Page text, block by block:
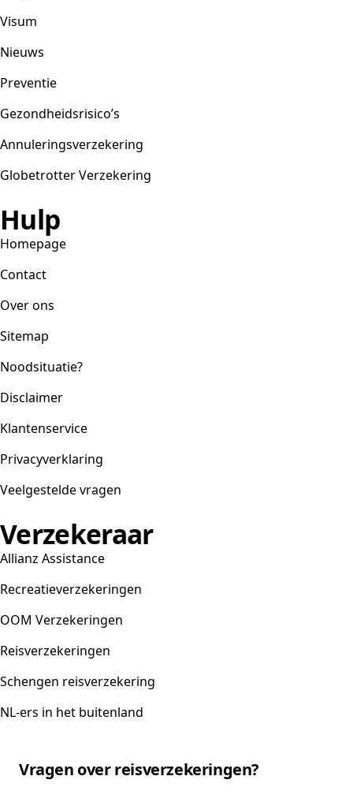
Visum
Nieuws
Preventie
Gezondheidsrisico’s
Annuleringsverzekering
Globetrotter Verzekering
Hulp
Homepage
Contact
Over ons
Sitemap
Noodsituatie?
Disclaimer
Klantenservice
Privacyverklaring
Veelgestelde vragen
Verzekeraar
Allianz Assistance
Recreatieverzekeringen
OOM Verzekeringen
Reisverzekeringen
Schengen reisverzekering
NL-ers in het buitenland
Vragen over reisverzekeringen?